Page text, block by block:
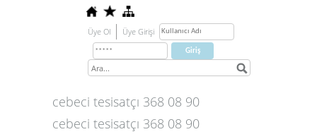
Üye Ol Üye Girişi
cebeci tesisatçı 368 08 90
cebeci tesisatçı 368 08 90